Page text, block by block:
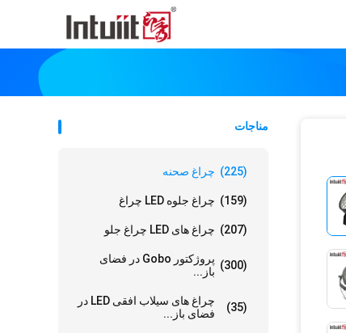
مناجات
چراغ صحنه (225)
چراغ جلوه LED چراغ (159)
چراغ های LED چراغ جلو (207)
پروژکتور Gobo در فضای
باز...
(300)
چراغ های سیلاب افقی LED در
فضای باز...
(35)